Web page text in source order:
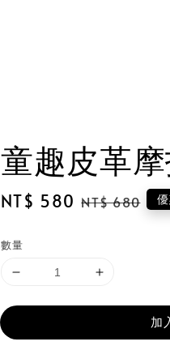
童趣皮革
Sale
NT$ 580 Regular
NT$ 680
數量
加